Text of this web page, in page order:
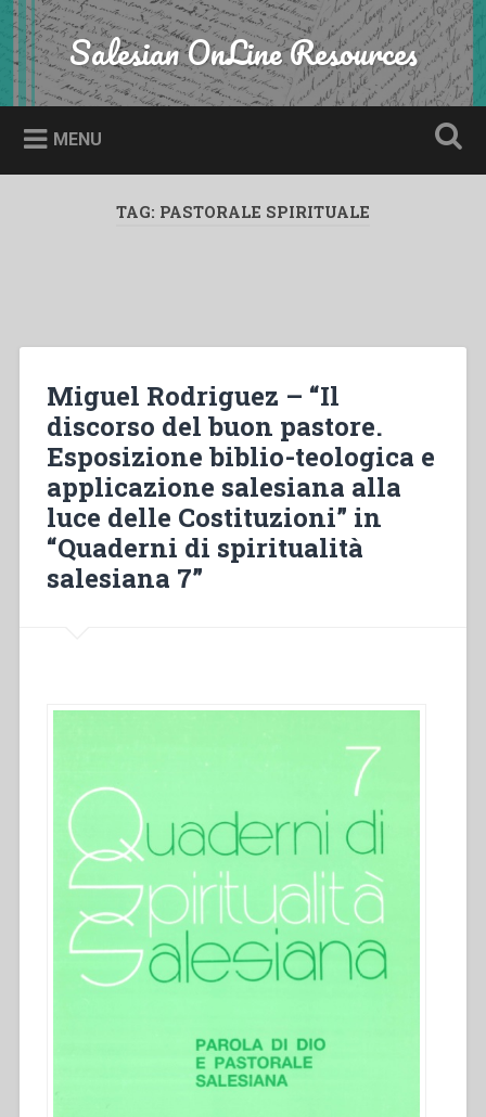
Skip
to
content
Search Salesian OnLine Resources
MENU
TAG: PASTORALE SPIRITUALE
Miguel Rodriguez – “Il
discorso del buon pastore.
Esposizione biblio-teologica e
applicazione salesiana alla
luce delle Costituzioni” in
“Quaderni di spiritualità
salesiana 7”